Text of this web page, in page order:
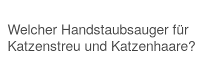
Welcher Handstaubsauger für
Katzenstreu und Katzenhaare?